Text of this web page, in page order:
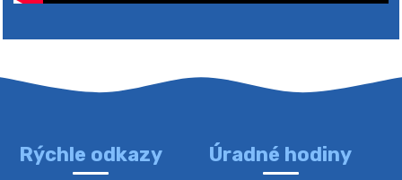
Zberný dvor-Gyűjtőudvar
bude zberný dvor zatvorený. Értesítjük a lakosokat,
Rýchle odkazy Úradné hodiny